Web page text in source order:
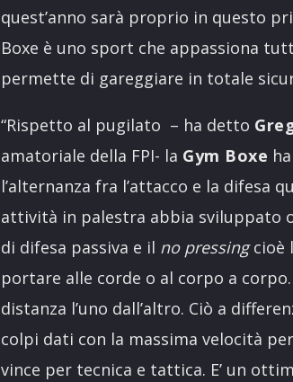
quest’anno sarà proprio in questo
Boxe è uno sport che appassiona
permette di gareggiare in totale
“Rispetto al pugilato – ha detto
amatoriale della FPI- la Gym Boxe
l’alternanza fra l’attacco e la difesa
attività in palestra abbia sviluppato
di difesa passiva e il no pressingcioè
portare alle corde o al corpo a
distanza l’uno dall’altro. Ciò a
colpi dati con la massima velocità
vince per tecnica e tattica. E’ un